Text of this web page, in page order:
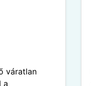
váratlan
a